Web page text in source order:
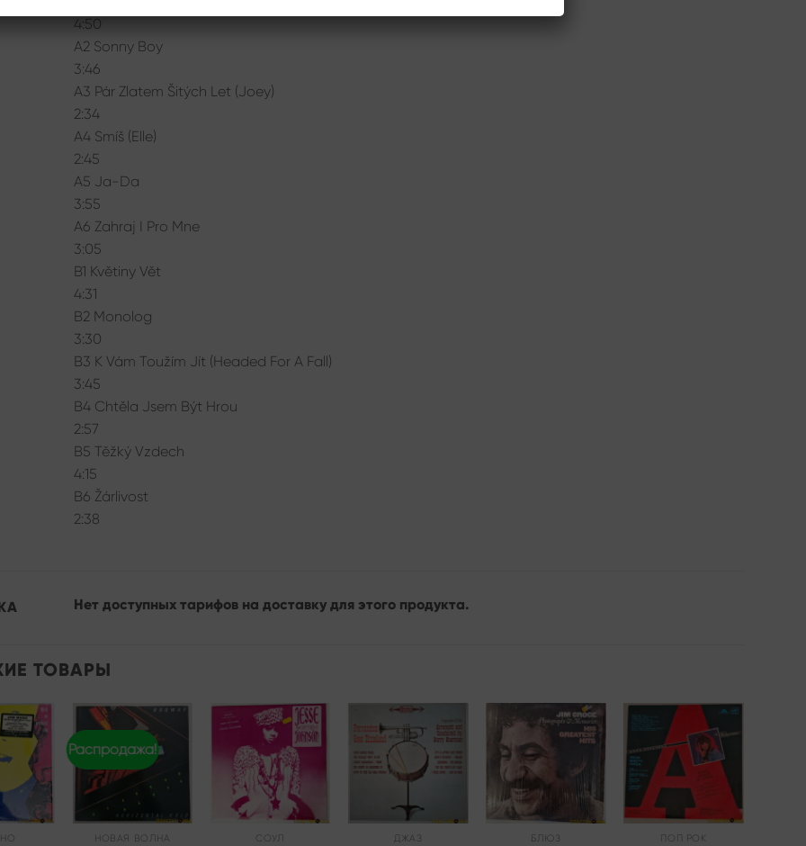
4:50
A2 Sonny Boy
3:46
A3 Pár Zlatem Šitých Let (Joey)
2:34
A4 Smíš (Elle)
2:45
A5 Ja-Da
3:55
A6 Zahraj I Pro Mne
3:05
B1 Květiny Vět
4:31
B2 Monolog
3:30
B3 K Vám Toužím Jít (Headed For A Fall)
3:45
B4 Chtěla Jsem Být Hrou
2:57
B5 Těžký Vzdech
4:15
B6 Žárlivost
2:38
Нет доступных тарифов на доставку для этого продукта.
ТОВАРЫ
Add to
wishlist
Распродажа!Add to
wishlist
НОВАЯ ВОЛНА
Add to
wishlist
СОУЛ
Add to
wishlist
ДЖАЗ
wishlist
БЛЮЗ
Add to
wishlist
ПОП РОК